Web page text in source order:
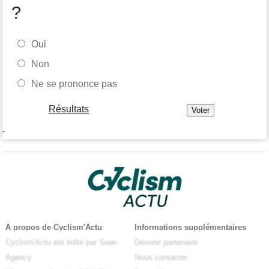
?
Oui
Non
Ne se prononce pas
Résultats
-
A propos de Cyclism'Actu
Cyclism'Actu est édité par Swar-
Agency
Informations supplémentaires
Devenir partenaire
Nous contacter